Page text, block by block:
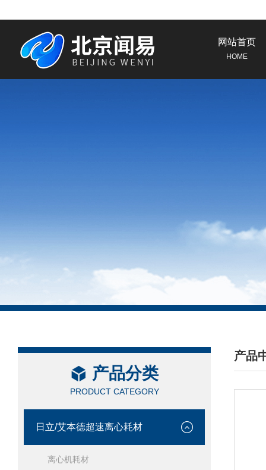
网站首页
HOME
产品分类
PRODUCT CATEGORY
日立/艾本德超速离心耗材
离心机耗材
产品
/